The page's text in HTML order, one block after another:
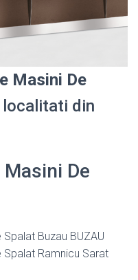
Masini De
localitati din
De
Buzau BUZAU
Spalat Ramnicu Sarat